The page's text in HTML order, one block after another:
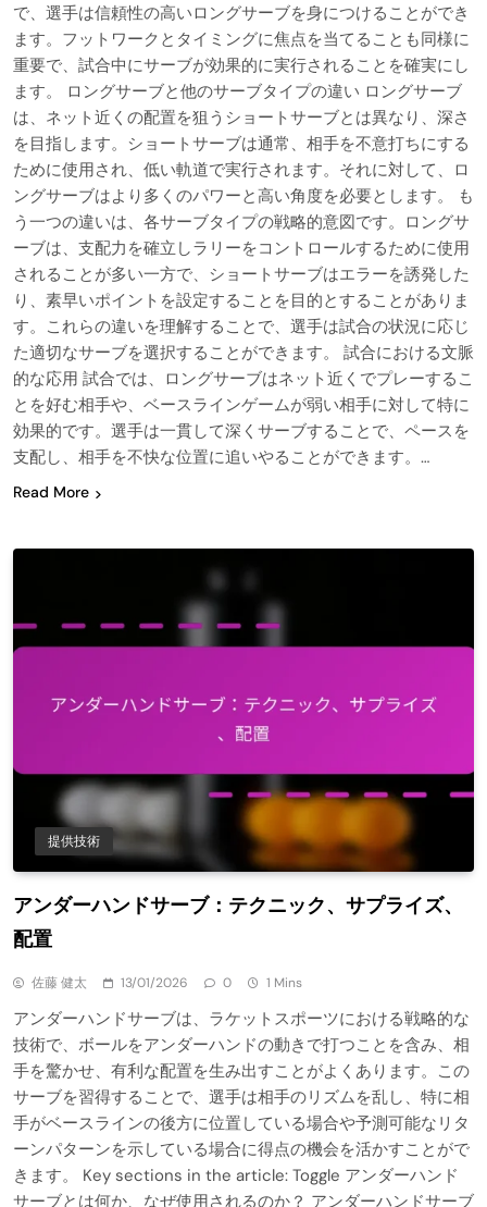
で、選手は信頼性の高いロングサーブを身につけることができ
ます。フットワークとタイミングに焦点を当てることも同様に
重要で、試合中にサーブが効果的に実行されることを確実にし
ます。 ロングサーブと他のサーブタイプの違い ロングサーブ
は、ネット近くの配置を狙うショートサーブとは異なり、深さ
を目指します。ショートサーブは通常、相手を不意打ちにする
ために使用され、低い軌道で実行されます。それに対して、ロ
ングサーブはより多くのパワーと高い角度を必要とします。 も
う一つの違いは、各サーブタイプの戦略的意図です。ロングサ
ーブは、支配力を確立しラリーをコントロールするために使用
されることが多い一方で、ショートサーブはエラーを誘発した
り、素早いポイントを設定することを目的とすることがありま
す。これらの違いを理解することで、選手は試合の状況に応じ
た適切なサーブを選択することができます。 試合における文脈
的な応用 試合では、ロングサーブはネット近くでプレーするこ
とを好む相手や、ベースラインゲームが弱い相手に対して特に
効果的です。選手は一貫して深くサーブすることで、ペースを
支配し、相手を不快な位置に追いやることができます。…
Read More
提供技術
アンダーハンドサーブ：テクニック、サプライズ、
配置
佐藤 健太 13/01/2026 0 1 Mins
アンダーハンドサーブは、ラケットスポーツにおける戦略的な
技術で、ボールをアンダーハンドの動きで打つことを含み、相
手を驚かせ、有利な配置を生み出すことがよくあります。この
サーブを習得することで、選手は相手のリズムを乱し、特に相
手がベースラインの後方に位置している場合や予測可能なリタ
ーンパターンを示している場合に得点の機会を活かすことがで
きます。 Key sections in the article: Toggle アンダーハンド
サーブとは何か、なぜ使用されるのか？ アンダーハンドサーブ